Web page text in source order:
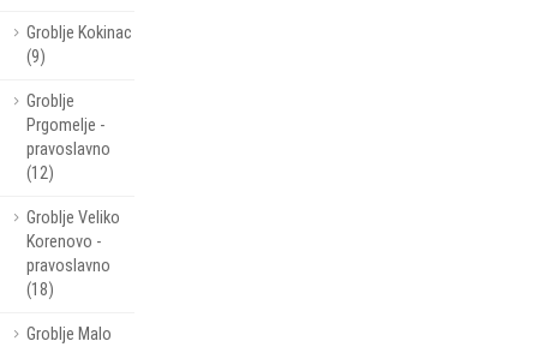
Groblje Kokinac
(9)
Groblje
Prgomelje -
pravoslavno
(12)
Groblje Veliko
Korenovo -
pravoslavno
(18)
Groblje Malo